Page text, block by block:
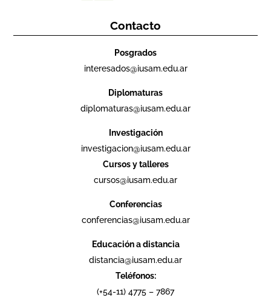
Contacto
Posgrados
interesados@iusam.edu.ar
Diplomaturas
diplomaturas@iusam.edu.ar
Investigación
investigacion@iusam.edu.ar
Cursos y talleres
cursos@iusam.edu.ar
Conferencias
conferencias@iusam.edu.ar
Educación a distancia
distancia@iusam.edu.ar
Teléfonos:
(+54-11) 4775 – 7867